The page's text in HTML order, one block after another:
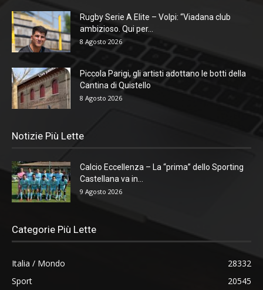
Rugby Serie A Elite – Volpi: “Viadana club
ambizioso. Qui per...
8 Agosto 2026
Piccola Parigi, gli artisti adottano le botti della
Cantina di Quistello
8 Agosto 2026
Notizie Più Lette
Calcio Eccellenza – La “prima” dello Sporting
Castellana va in...
9 Agosto 2026
Categorie Più Lette
Italia / Mondo
28332
Sport
20545